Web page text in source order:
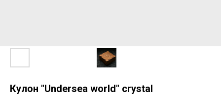
Кулон "Undersea world" crystal